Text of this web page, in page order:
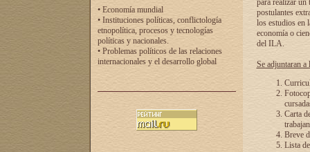
• Economía mundial
• Instituciones políticas, conflictología
etnopolítica, procesos y tecnologías
políticas y nacionales.
• Problemas políticos de las relaciones
internacionales y el desarrollo global
para realizar un
postulantes
los estudios en
economía o
del ILA.
Se adjuntaran a
Carta
Breve
Lista